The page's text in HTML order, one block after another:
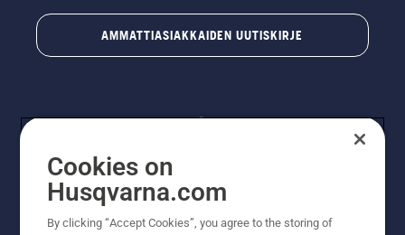
AMMATTIASIAKKAIDEN UUTISKIRJE
© Husqvarna AB (publ). Kaikki oikeudet pidätetään.
Cookies on
Husqvarna.com
By clicking “Accept Cookies”, you agree to the storing of